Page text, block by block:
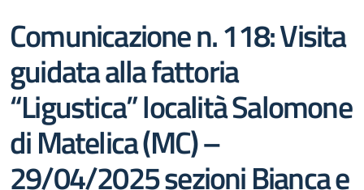
Comunicazione n. 118: Visita
guidata alla fattoria
“Ligustica” località Salomone
di Matelica (MC) –
29/04/2025 sezioni Bianca e